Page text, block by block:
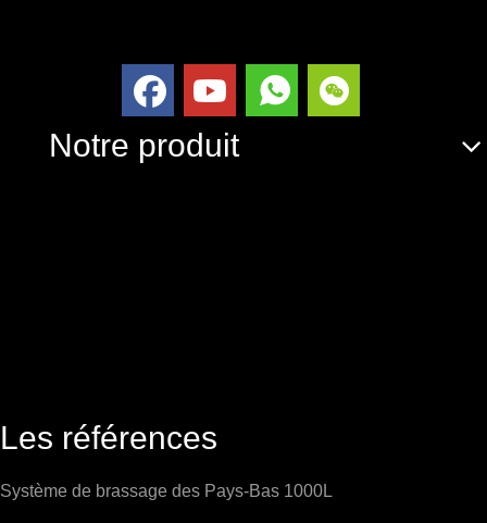
Notre produit
Les références
Système de brassage des Pays-Bas 1000L